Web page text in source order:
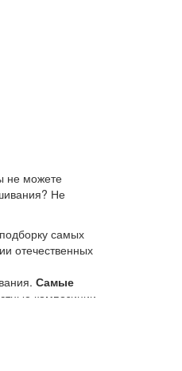
не можете
Не
самых
отечественных
Самые
композиции